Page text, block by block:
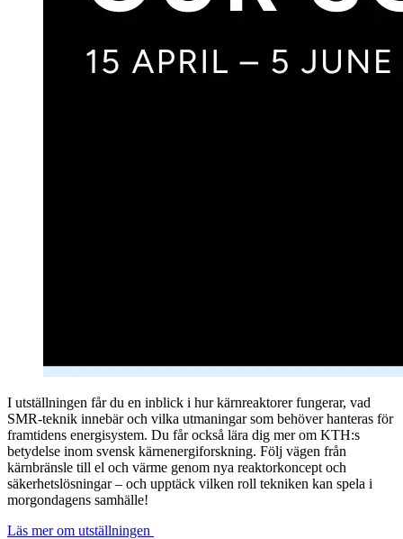
I utställningen får du en inblick i hur kärnreaktorer fungerar, vad
SMR-teknik innebär och vilka utmaningar som behöver hanteras för
framtidens energisystem. Du får också lära dig mer om KTH:s
betydelse inom svensk kärnenergiforskning. Följ vägen från
kärnbränsle till el och värme genom nya reaktorkoncept och
säkerhetslösningar – och upptäck vilken roll tekniken kan spela i
morgondagens samhälle!
Läs mer om utställningen